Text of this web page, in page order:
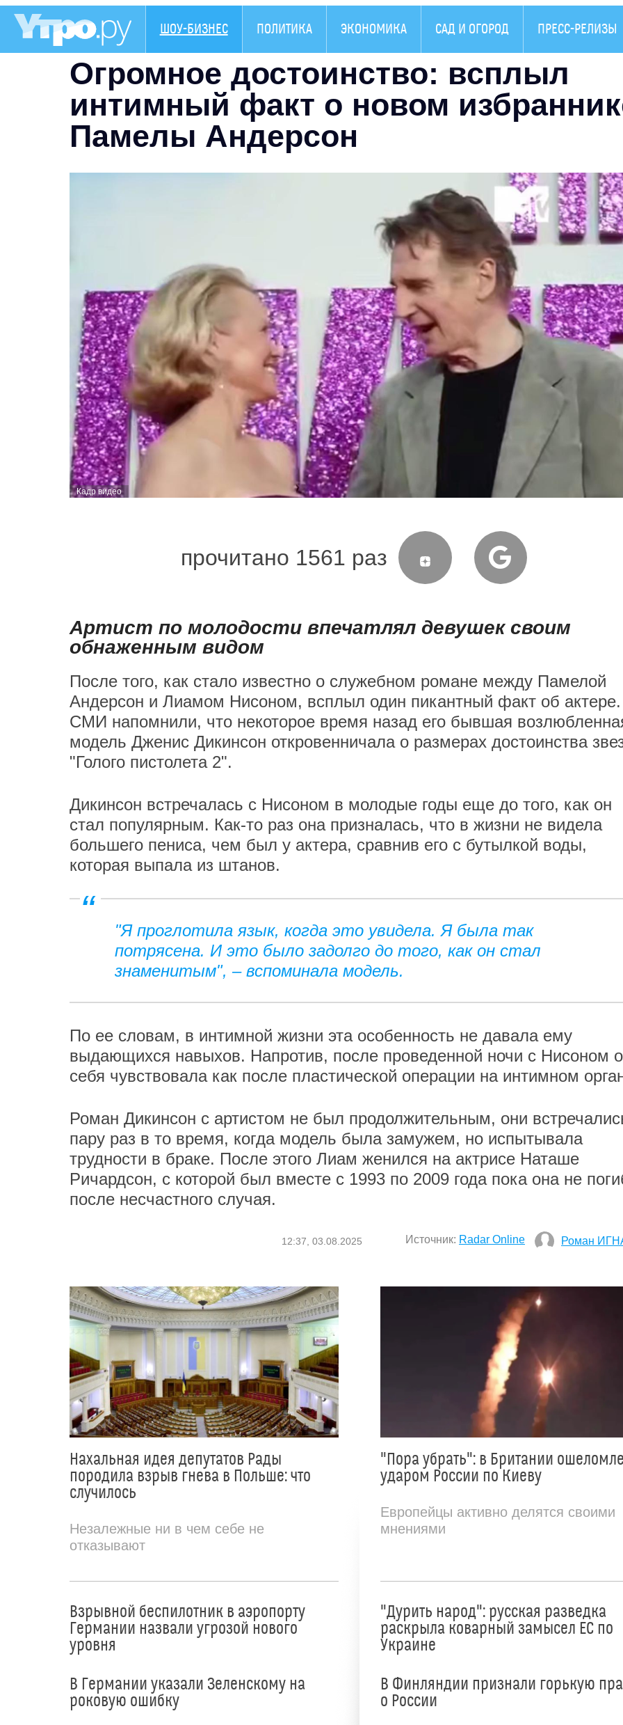
ШОУ-БИЗНЕС ПОЛИТИКА ЭКОНОМИКА САД И ОГОРОД ПРЕСС-РЕЛИЗЫ
Огромное достоинство: всплыл
интимный факт о новом
Памелы Андерсон
Кадр видео
прочитано 1561 раз
Артист по молодости впечатлял девушек своим
обнаженным видом
После того, как стало известно о служебном романе между Памелой
Андерсон и Лиамом Нисоном, всплыл один пикантный факт об актере.
СМИ напомнили, что некоторое время назад его бывшая
модель Дженис Дикинсон откровенничала о размерах достоинства
"Голого пистолета 2".
Дикинсон встречалась с Нисоном в молодые годы еще до того, как он
стал популярным. Как-то раз она призналась, что в жизни не видела
большего пениса, чем был у актера, сравнив его с бутылкой воды,
которая выпала из штанов.
"Я проглотила язык, когда это увидела. Я была так
потрясена. И это было задолго до того, как он стал
знаменитым", – вспоминала модель.
По ее словам, в интимной жизни эта особенность не давала ему
выдающихся навыхов. Напротив, после проведенной ночи с Нисоном
себя чувствовала как после пластической операции на интимном
Роман Дикинсон с артистом не был продолжительным, они
пару раз в то время, когда модель была замужем, но испытывала
трудности в браке. После этого Лиам женился на актрисе Наташе
Ричардсон, с которой был вместе с 1993 по 2009 года пока она не
после несчастного случая.
12:37, 03.08.2025 Источник: Radar Online Роман
Нахальная идея депутатов Рады
породила взрыв гнева в Польше: что
случилось
Незалежные ни в чем себе не
отказывают
Взрывной беспилотник в аэропорту
Германии назвали угрозой нового
уровня
В Германии указали Зеленскому на
роковую ошибку
"Пора убрать": в Британии
ударом России по Киеву
Европейцы активно делятся своими
мнениями
"Дурить народ": русская разведка
раскрыла коварный замысел ЕС по
Украине
В Финляндии признали горькую
о России